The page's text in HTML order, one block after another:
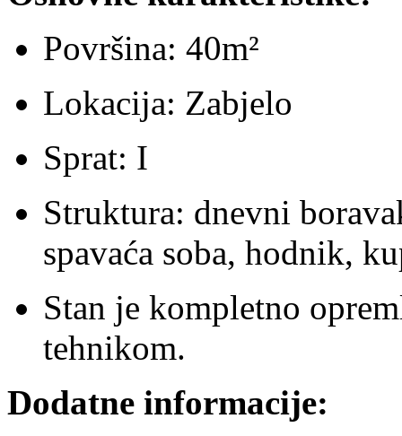
Površina: 40m²
Lokacija: Zabjelo
Sprat: I
Struktura: dnevni
spavaća soba, hodnik,
Stan je kompletno
tehnikom.
Dodatne informacije: